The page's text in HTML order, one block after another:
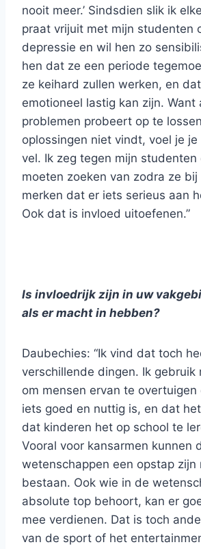
nooit meer.’ Sindsdien slik ik
praat vrijuit met mijn studenten
depressie en wil hen zo
hen dat ze een periode
ze keihard zullen werken, en
emotioneel lastig kan zijn. Want
problemen probeert op te
oplossingen niet vindt, voel je
vel. Ik zeg tegen mijn
moeten zoeken van zodra ze
merken dat er iets serieus aan
Ook dat is invloed uitoefenen.”
Is invloedrijk zijn in uw
als er macht in hebben?
Daubechies: “Ik vind dat toch
verschillende dingen. Ik gebruik
om mensen ervan te
iets goed en nuttig is, en dat
dat kinderen het op school te
Vooral voor kansarmen kunnen
wetenschappen een opstap zijn
bestaan. Ook wie in de
absolute top behoort, kan er
mee verdienen. Dat is toch
van de sport of het